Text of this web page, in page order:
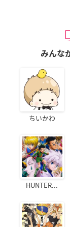
みんな
ちいかわ
HUNTER...